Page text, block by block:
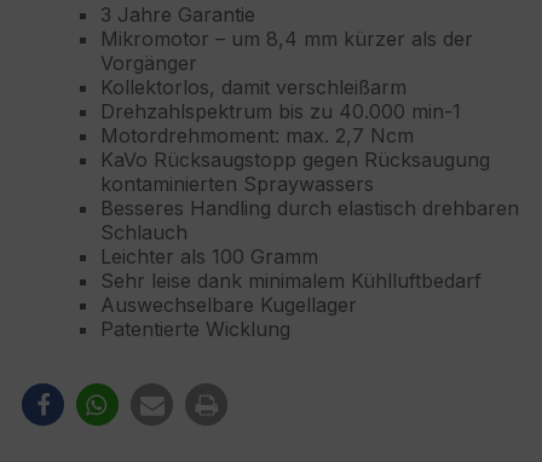
3 Jahre Garantie
Mikromotor – um 8,4 mm kürzer als der
Vorgänger
Kollektorlos, damit verschleißarm
Drehzahlspektrum bis zu 40.000 min-1
Motordrehmoment: max. 2,7 Ncm
KaVo Rücksaugstopp gegen Rücksaugung
kontaminierten Spraywassers
Besseres Handling durch elastisch drehbaren
Schlauch
Leichter als 100 Gramm
Sehr leise dank minimalem Kühlluftbedarf
Auswechselbare Kugellager
Patentierte Wicklung